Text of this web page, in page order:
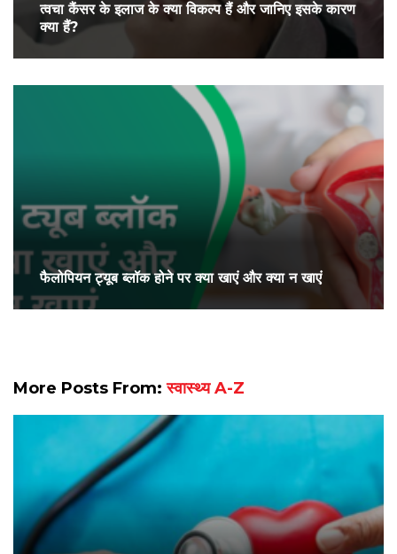
त्वचा कैंसर के इलाज के क्या विकल्प हैं और जानिए इसके कारण
क्या हैं?
फैलोपियन ट्यूब ब्लॉक होने पर क्या खाएं और क्या न खाएं
More Posts From:स्वास्थ्य A-Z